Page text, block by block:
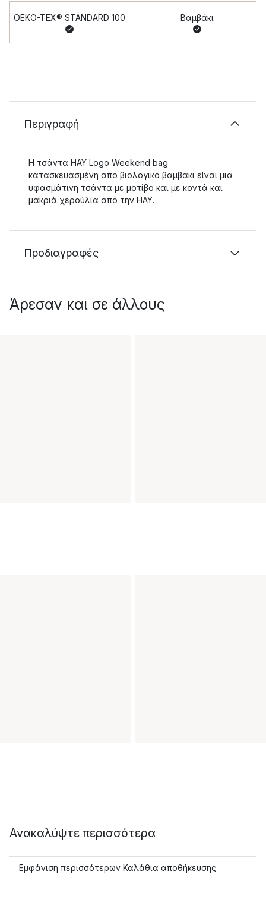
OEKO-TEX® STANDARD 100 Βαμβάκι
Περιγραφή
Η τσάντα HAY Logo Weekend bag
κατασκευασμένη από βιολογικό βαμβάκι είναι μια
υφασμάτινη τσάντα με μοτίβο και με κοντά και
μακριά χερούλια από την HAY.
Προδιαγραφές
Άρεσαν και σε άλλους
Ανακαλύψτε περισσότερα
Εμφάνιση περισσότερων Καλάθια αποθήκευσης